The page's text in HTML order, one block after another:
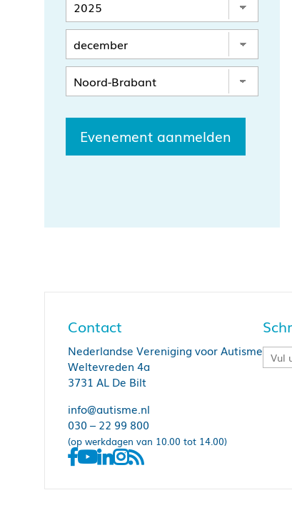
Evenement aanmelden
Contact
Nederlandse Vereniging voor Autisme
Weltevreden 4a
3731 AL De Bilt
info@autisme.nl
030 – 22 99 800
(op werkdagen van 10.00 tot 14.00)